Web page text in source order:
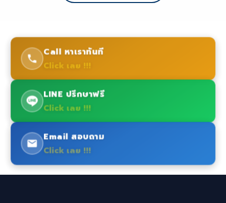
Call หาเราทันที
Click เลย !!!
LINE ปรึกษาฟรี
Click เลย !!!
Email สอบถาม
Click เลย !!!